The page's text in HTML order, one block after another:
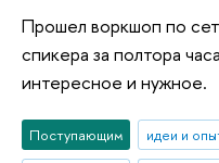
Прошел воркшоп по
спикера за полтора
интересное и нужное.
Поступающим идеи и